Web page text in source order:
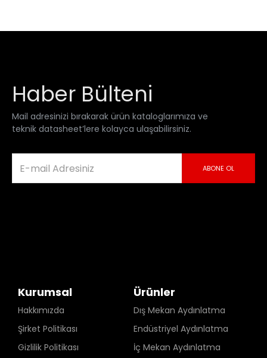
Haber Bülteni
Mail adresinizi bırakarak ürün kataloglarımıza ve
teknik datasheet’lere kolayca ulaşabilirsiniz.
ABONE OL
Kurumsal
Hakkımızda
Şirket Politikası
Gizlilik Politikası
Ürünler
Dış Mekan Aydınlatma
Endüstriyel Aydınlatma
İç Mekan Aydınlatma